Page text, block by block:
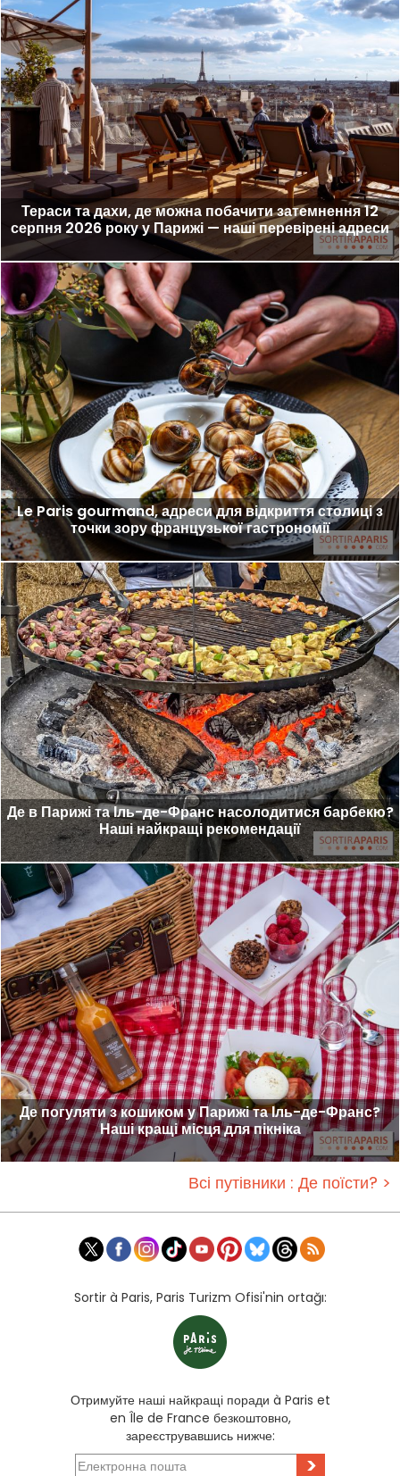
Тераси та дахи, де можна побачити затемнення 12
серпня 2026 року у Парижі — наші перевірені адреси
Le Paris gourmand, адреси для відкриття столиці з
точки зору французької гастрономії
Де в Парижі та Іль-де-Франс насолодитися барбекю?
Наші найкращі рекомендації
Де погуляти з кошиком у Парижі та Іль-де-Франс?
Наші кращі місця для пікніка
Всі путівники : Де поїсти? >
Sortir à Paris, Paris Turizm Ofisi'nin ortağı:
Отримуйте наші найкращі поради à Paris et
en Île de France безкоштовно,
зареєструвавшись нижче:
>